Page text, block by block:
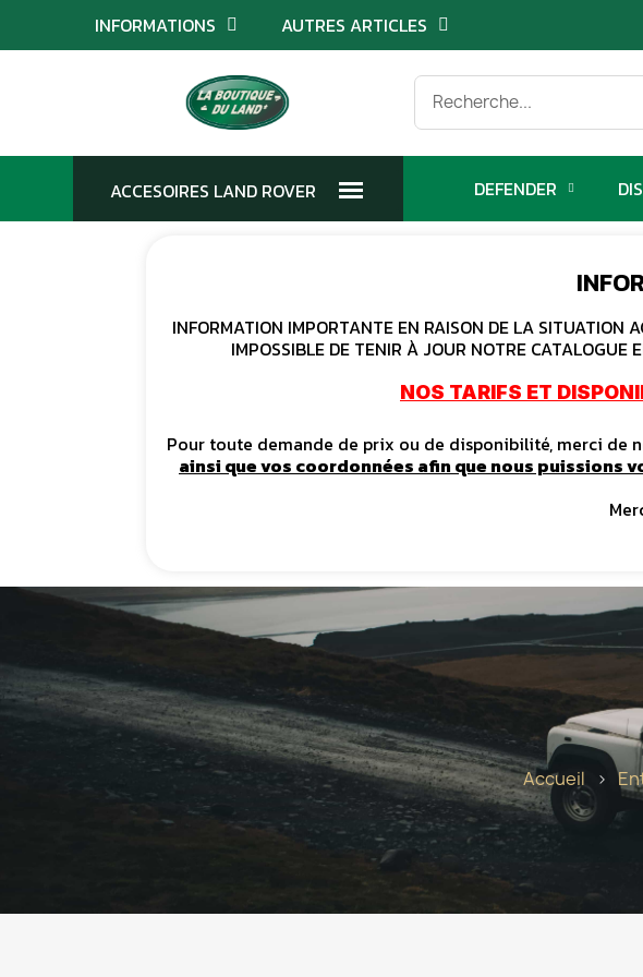
INFORMATIONS AUTRES ARTICLES
DEFENDER
INFORMATION IMPORTANTE EN RAISON DE LA SITUATION
IMPOSSIBLE DE TENIR À JOUR NOTRE CATALOGUE
NOS TARIFS ET
Pour toute demande de prix ou de disponibilité, merci de
ainsi que vos coordonnées afin que nous puissions
Accueil